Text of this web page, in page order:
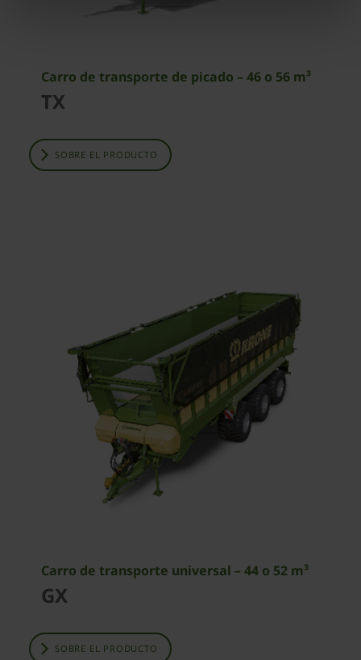
Carro de transporte de picado – 46 o 56 m³
TX
SOBRE EL PRODUCTO
Carro de transporte universal – 44 o 52 m³
GX
SOBRE EL PRODUCTO